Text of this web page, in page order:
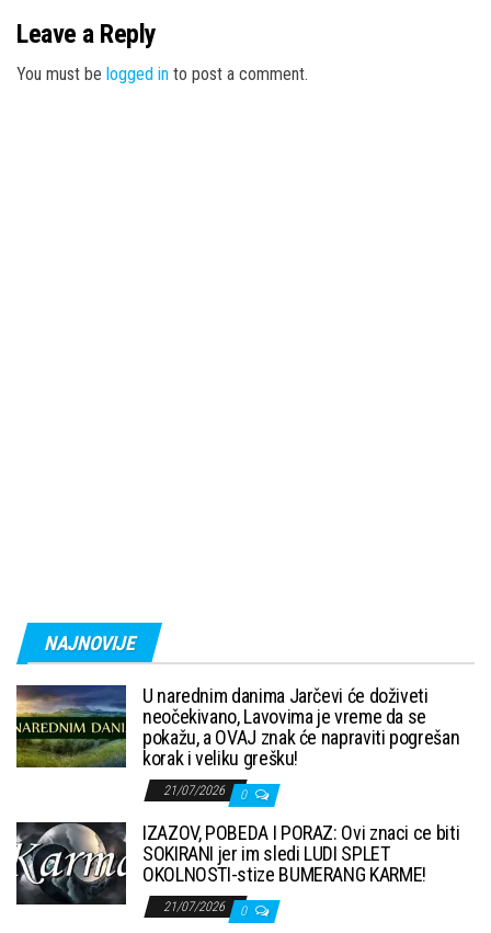
Leave a Reply
You must be logged in to post a comment.
NAJNOVIJE
U narednim danima Jarčevi će doživeti
neočekivano, Lavovima je vreme da se
pokažu, a OVAJ znak će napraviti pogrešan
korak i veliku grešku!
21/07/2026 0
IZAZOV, POBEDA I PORAZ: Ovi znaci ce biti
SOKIRANI jer im sledi LUDI SPLET
OKOLNOSTI-stize BUMERANG KARME!
21/07/2026 0